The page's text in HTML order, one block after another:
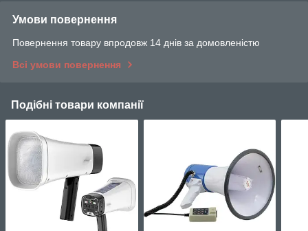
Умови повернення
Повернення товару впродовж 14 днів за домовленістю
Всі умови повернення
Подібні товари компанії